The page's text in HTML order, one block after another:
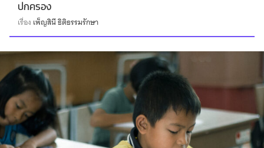
ปกครอง
เรื่อง เพ็ญสินี ธิติธรรมรักษา